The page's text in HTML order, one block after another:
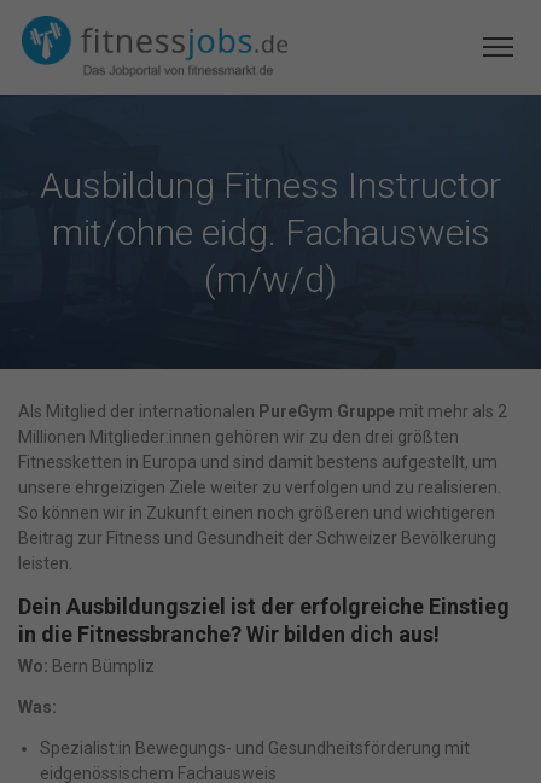
Ausbildung Fitness Instructor
mit/ohne eidg. Fachausweis
(m/w/d)
Als Mitglied der internationalen PureGym Gruppe mit mehr als 2
Millionen Mitglieder:innen gehören wir zu den drei größten
Fitnessketten in Europa und sind damit bestens aufgestellt, um
unsere ehrgeizigen Ziele weiter zu verfolgen und zu realisieren.
So können wir in Zukunft einen noch größeren und wichtigeren
Beitrag zur Fitness und Gesundheit der Schweizer Bevölkerung
leisten.
Dein Ausbildungsziel ist der erfolgreiche Einstieg
in die Fitnessbranche? Wir bilden dich aus!
Wo: Bern Bümpliz
Was:
Spezialist:in Bewegungs- und Gesundheitsförderung mit
eidgenössischem Fachausweis